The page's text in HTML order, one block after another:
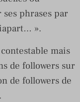
phrases par
».
mais
de followers sur
de followers de